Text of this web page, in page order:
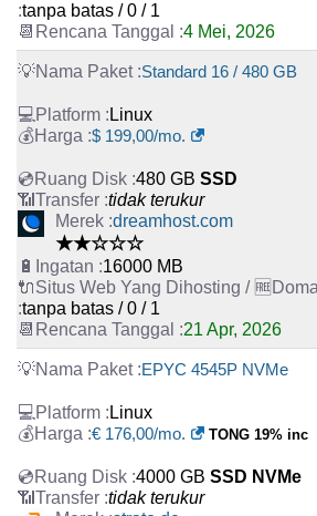
tanpa batas / 0 / 1
4 Mei, 2026
Standard 16 / 480 GB
Linux
$ 199,00/mo.
480 GB SSD
tidak terukur
dreamhost.com
★★☆☆☆
16000 MB
tanpa batas / 0 / 1
21 Apr, 2026
EPYC 4545P NVMe
Linux
€ 176,00/mo.
TONG 19% inc
4000 GB SSD NVMe
tidak terukur